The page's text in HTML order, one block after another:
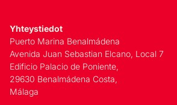
Yhteystiedot
Puerto Marina Benalmádena
Avenida Juan Sebastian Elcano, Local 7
Edificio Palacio de Poniente,
29630 Benalmádena Costa,
Málaga